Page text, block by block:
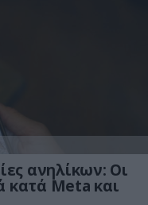
ανηλίκων: Οι
κατά Meta και